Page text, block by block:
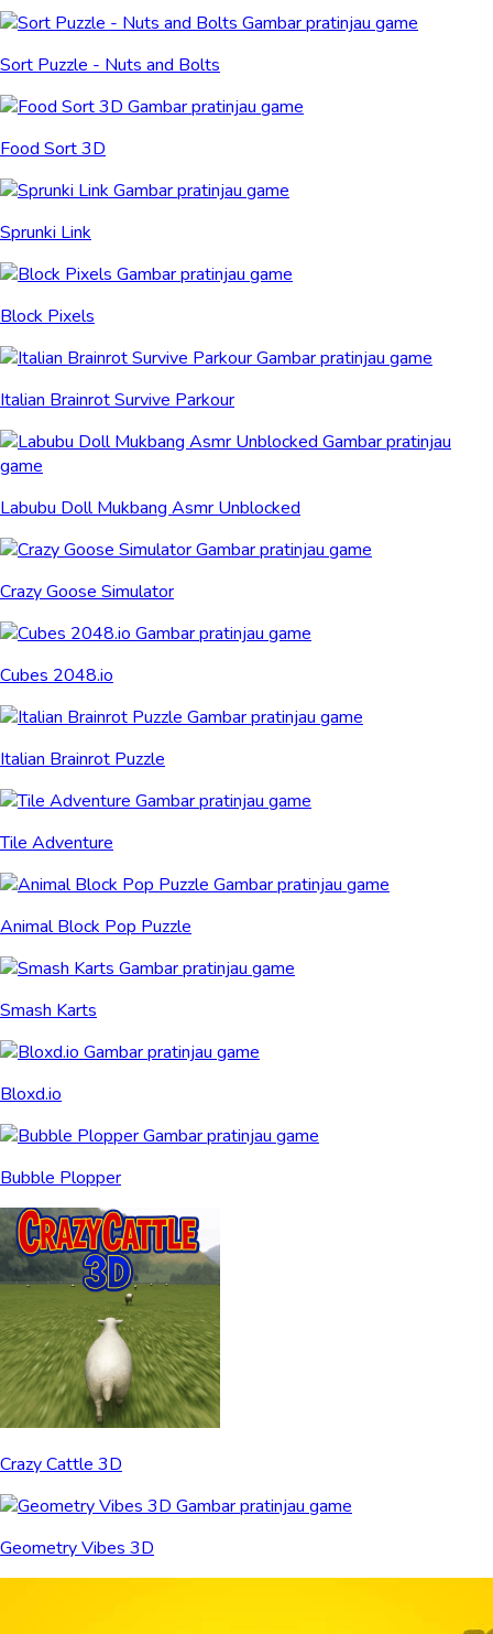
Sort Puzzle - Nuts and Bolts
Food Sort 3D
Sprunki Link
Block Pixels
Italian Brainrot Survive Parkour
Labubu Doll Mukbang Asmr Unblocked
Crazy Goose Simulator
Cubes 2048.io
Italian Brainrot Puzzle
Tile Adventure
Animal Block Pop Puzzle
Smash Karts
Bloxd.io
Bubble Plopper
Crazy Cattle 3D
Geometry Vibes 3D